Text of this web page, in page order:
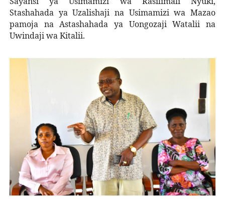
Stashahada ya Uzalishaji na Usimamizi wa Mazao
pamoja na Astashahada ya Uongozaji Watalii na
Uwindaji wa Kitalii.